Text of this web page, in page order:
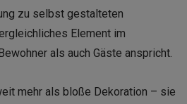
zu selbst gestalteten
Element im
als auch Gäste anspricht.
mehr als bloße Dekoration – sie